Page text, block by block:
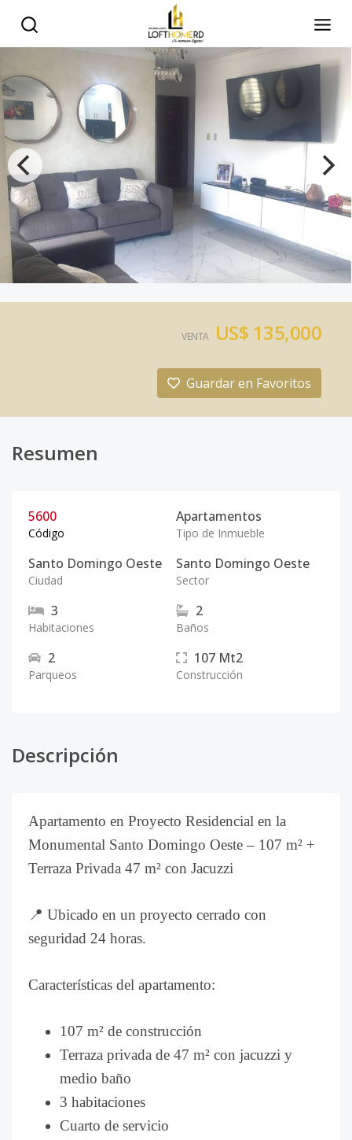
VENTA US$ 135,000
Guardar en Favoritos
Resumen
5600
Código
Apartamentos
Tipo de Inmueble
Santo Domingo Oeste
Ciudad
Santo Domingo Oeste
Sector
3
Habitaciones
2
Baños
2
Parqueos
107 Mt2
Construcción
Descripción
Apartamento en Proyecto Residencial en la
Monumental Santo Domingo Oeste – 107 m² +
Terraza Privada 47 m² con Jacuzzi
📍 Ubicado en un proyecto cerrado con
seguridad 24 horas.
Características del apartamento:
107 m² de construcción
Terraza privada de 47 m² con jacuzzi y
medio baño
3 habitaciones
Cuarto de servicio